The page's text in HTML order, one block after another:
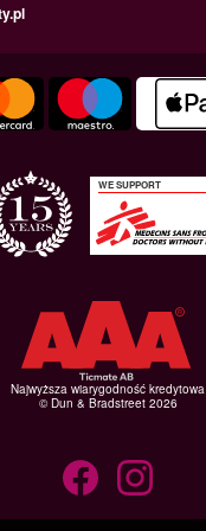
WE SUPPORT
Najwyższa wiarygodność kredytowa
© Dun & Bradstreet 2026